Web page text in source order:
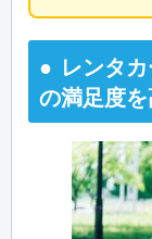
レンタ
の満足度